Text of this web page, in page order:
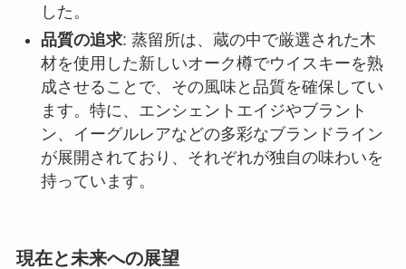
した。
品質の追求: 蒸留所は、蔵の中で厳選された木
材を使用した新しいオーク樽でウイスキーを熟
成させることで、その風味と品質を確保してい
ます。特に、エンシェントエイジやブラント
ン、イーグルレアなどの多彩なブランドライン
が展開されており、それぞれが独自の味わいを
持っています。
現在と未来への展望